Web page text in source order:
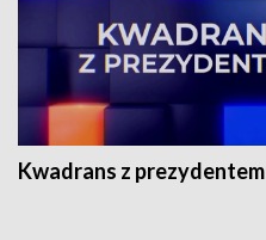
Kwadrans z prezydentem